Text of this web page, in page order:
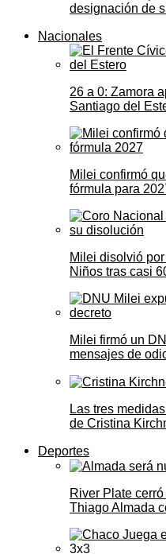
designación de
Nacionales
26 a 0: Zamora
Santiago del
Milei confirmó
fórmula para
Milei disolvió
Niños tras casi
Milei firmó un
mensajes de
Las tres
de Cristina
Deportes
River Plate
Thiago Almada